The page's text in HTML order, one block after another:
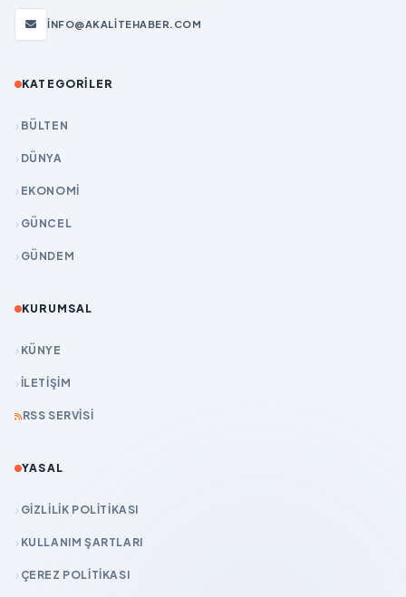
INFO@AKALITEHABER.COM
KATEGORILER
BÜLTEN
DÜNYA
EKONOMİ
GÜNCEL
GÜNDEM
KURUMSAL
KÜNYE
İLETIŞIM
RSS SERVISI
YASAL
GIZLILIK POLITIKASI
KULLANIM ŞARTLARI
ÇEREZ POLITIKASI